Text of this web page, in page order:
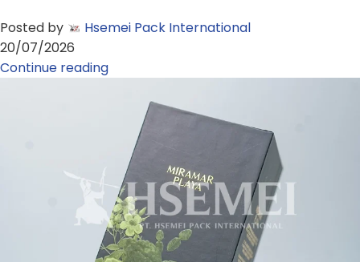
Posted by
Hsemei Pack International
20/07/2026
Continue reading